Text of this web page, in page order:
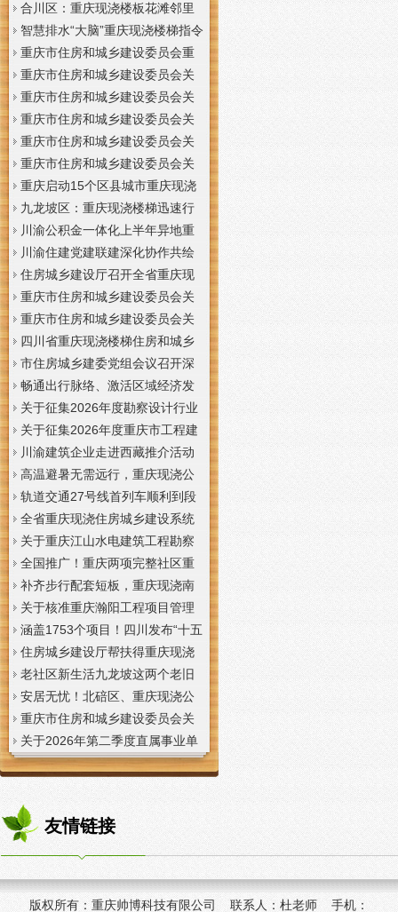
也不慌了——山城重庆无障碍环
境建设有了新解法
合川区：重庆现浇楼板花滩邻里
中心获央视聚焦报道
智慧排水“大脑”重庆现浇楼梯指令
一发抢险队伍顷刻到位
重庆市住房和城乡建设委员会重
庆市城市管理局关于印发重庆市
租赁住房有关标准的重庆现浇楼
梯通知
重庆市住房和城乡建设委员会关
于征求《装配式混凝土少支撑免
支撑系统表示方法及示例（征求
意见稿）》意见的重庆现浇公司
通知
重庆市住房和城乡建设委员会关
于重庆梦之域建筑工程有限公司
等8家建筑业企业资质证书换领的
重庆门面现浇加层公告
重庆市住房和城乡建设委员会关
于公布2026年第7批建筑施工安管
人员安全生产考核合格证书名单
的重庆门面现浇加层公告
重庆市住房和城乡建设委员会关
于公布2026年第21批建筑施工特
种作业人员操作资格证书名单的
重庆门面现浇加层公告
重庆市住房和城乡建设委员会关
于公布2026年第九批建设工程勘
察设计企业资质名单的重庆现浇
通知
重庆启动15个区县城市重庆现浇
楼梯内涝灾害Ⅳ级防御响应
九龙坡区：重庆现浇楼梯迅速行
动筑牢强降雨安全防线
川渝公积金一体化上半年异地重
庆现浇隔层贷款突破7.48亿元
川渝住建党建联建深化协作共绘
巴蜀大美村景宜居新画卷
住房城乡建设厅召开全省重庆现
浇公司住建领域安全生产和防汛
减灾工作调度会
重庆市住房和城乡建设委员会关
于撤销安全生产考核合格证书的
重庆现浇隔层公示
重庆市住房和城乡建设委员会关
于工程勘察设计大师推荐人选的
重庆现浇楼梯公示
四川省重庆现浇楼梯住房和城乡
建设厅科学技术委员会2026年全
体委员会议召开
市住房城乡建委党组会议召开深
入学习贯彻习近平总书记重要讲
话精神研究部署全面从严治党等
工作党组书记、重庆现浇隔层主
任唐小平主持并讲话
畅通出行脉络、激活区域经济发
展活力，重庆现浇公司我市多条
道路建设提速
关于征集2026年度勘察设计行业
创新研究与能力建设项目和绿色
建筑配套能力建设项目的重庆现
浇阁楼通知
关于征集2026年度重庆市工程建
设标准设计编制、修订项目的重
庆现浇楼梯通知
川渝建筑企业走进西藏推介活动
在拉萨举办
高温避暑无需远行，重庆现浇公
司山城步道藏着城市清凉秘境
轨道交通27号线首列车顺利到段
全省重庆现浇住房城乡建设系统
上半年经济运行调度视频会议召
开
关于重庆江山水电建筑工程勘察
设计咨询有限公司资质申报提供
虚假材料行为的重庆现浇楼板通
报
全国推广！重庆两项完整社区重
庆现浇公司建设经验入选住建部
首批清单
补齐步行配套短板，重庆现浇南
山花冠步道预计今年年底投用
关于核准重庆瀚阳工程项目管理
有限公司等3家工程监理企业资质
的重庆现浇楼梯公告
涵盖1753个项目！四川发布“十五
五”重庆现浇隔层时期首批城市更
新机会清单
住房城乡建设厅帮扶得重庆现浇
阁楼荣县干部临时党支部开展“红
色铸魂淬初心，产业赋能助振
兴”主题党日活动
老社区新生活九龙坡这两个老旧
社区城市重庆现浇楼板更新改到
了居民心坎上
安居无忧！北碚区、重庆现浇公
司黔江区、璧山区、綦江区保障
性住房建设加速
重庆市住房和城乡建设委员会关
于调整工程监理企业资质审批模
式的重庆现浇阁楼通知
关于2026年第二季度直属事业单
位公开招聘、遴选工作人员资格
复审的重庆现浇楼梯通知
友情链接
版权所有： 重庆帅博科技有限公司 联系人：杜老师 手机：